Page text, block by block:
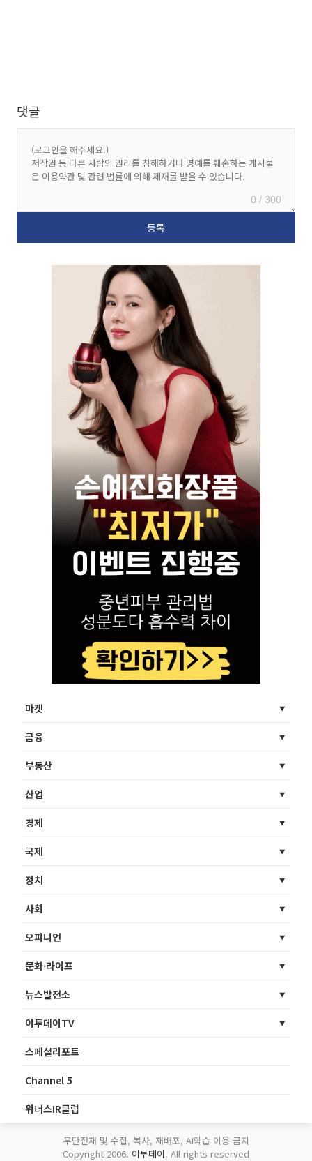
댓글
0 / 300
마켓
금융
부동산
산업
경제
국제
정치
사회
오피니언
문화·라이프
뉴스발전소
이투데이TV
스페셜리포트
Channel 5
위너스IR클럽
무단전재 및 수집, 복사, 재배포, AI학습 이용 금지
Copyright 2006. 이투데이. All rights reserved